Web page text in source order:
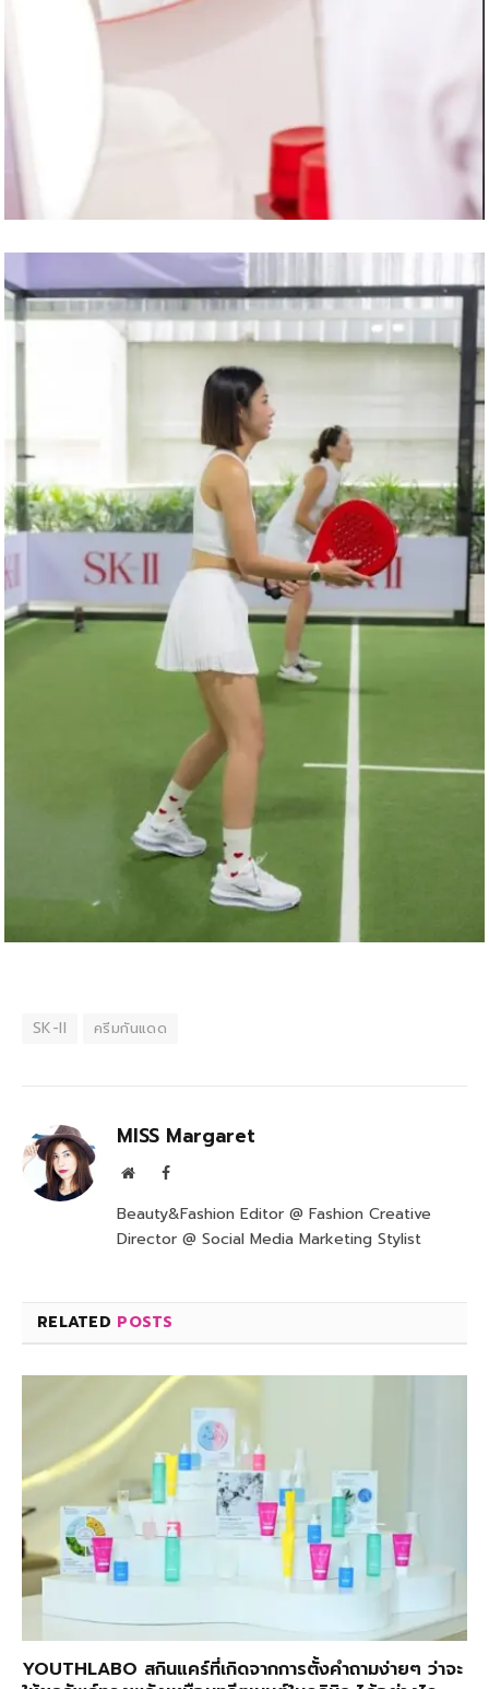
SK-II ครีมกันแดด
MISS Margaret
WebsiteFacebook
Beauty&Fashion Editor @ Fashion Creative
Director @ Social Media Marketing Stylist
RELATED POSTS
YOUTHLABO สกินแคร์ที่เกิดจากการตั้งคำถามง่ายๆ ว่าจะ